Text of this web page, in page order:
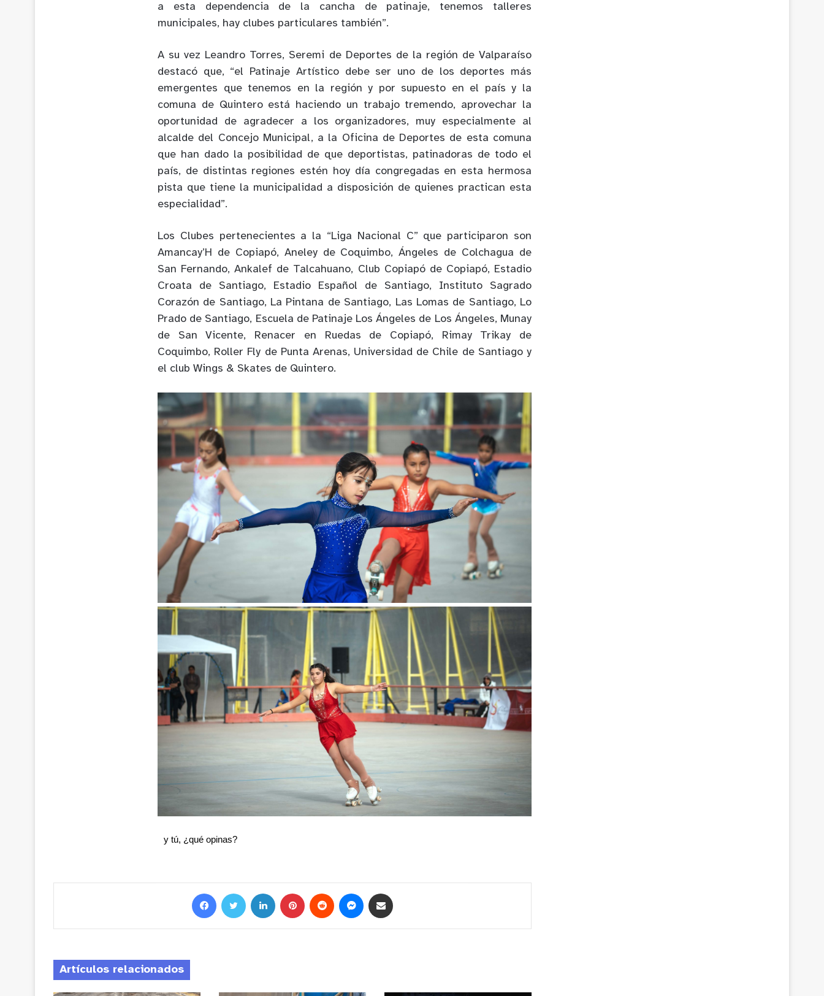
a esta dependencia de la cancha de patinaje, tenemos talleres
municipales, hay clubes particulares también”.
A su vez Leandro Torres, Seremi de Deportes de la región de Valparaíso
destacó que, “el Patinaje Artístico debe ser uno de los deportes más
emergentes que tenemos en la región y por supuesto en el país y la
comuna de Quintero está haciendo un trabajo tremendo, aprovechar la
oportunidad de agradecer a los organizadores, muy especialmente al
alcalde del Concejo Municipal, a la Oficina de Deportes de esta comuna
que han dado la posibilidad de que deportistas, patinadoras de todo el
país, de distintas regiones estén hoy día congregadas en esta hermosa
pista que tiene la municipalidad a disposición de quienes practican esta
especialidad”.
Los Clubes pertenecientes a la “Liga Nacional C” que participaron son
Amancay’H de Copiapó, Aneley de Coquimbo, Ángeles de Colchagua de
San Fernando, Ankalef de Talcahuano, Club Copiapó de Copiapó, Estadio
Croata de Santiago, Estadio Español de Santiago, Instituto Sagrado
Corazón de Santiago, La Pintana de Santiago, Las Lomas de Santiago, Lo
Prado de Santiago, Escuela de Patinaje Los Ángeles de Los Ángeles, Munay
de San Vicente, Renacer en Ruedas de Copiapó, Rimay Trikay de
Coquimbo, Roller Fly de Punta Arenas, Universidad de Chile de Santiago y
el club Wings & Skates de Quintero.
y tú, ¿qué opinas?
Artículos relacionados